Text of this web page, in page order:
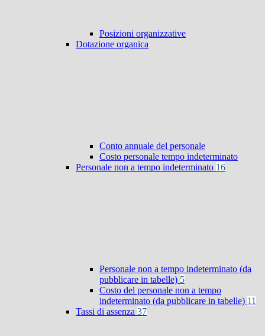
Posizioni organizzative
Dotazione organica
Conto annuale del personale
Costo personale tempo indeterminato
Personale non a tempo indeterminato 16
Personale non a tempo indeterminato (da
pubblicare in tabelle) 5
Costo del personale non a tempo
indeterminato (da pubblicare in tabelle) 11
Tassi di assenza 37